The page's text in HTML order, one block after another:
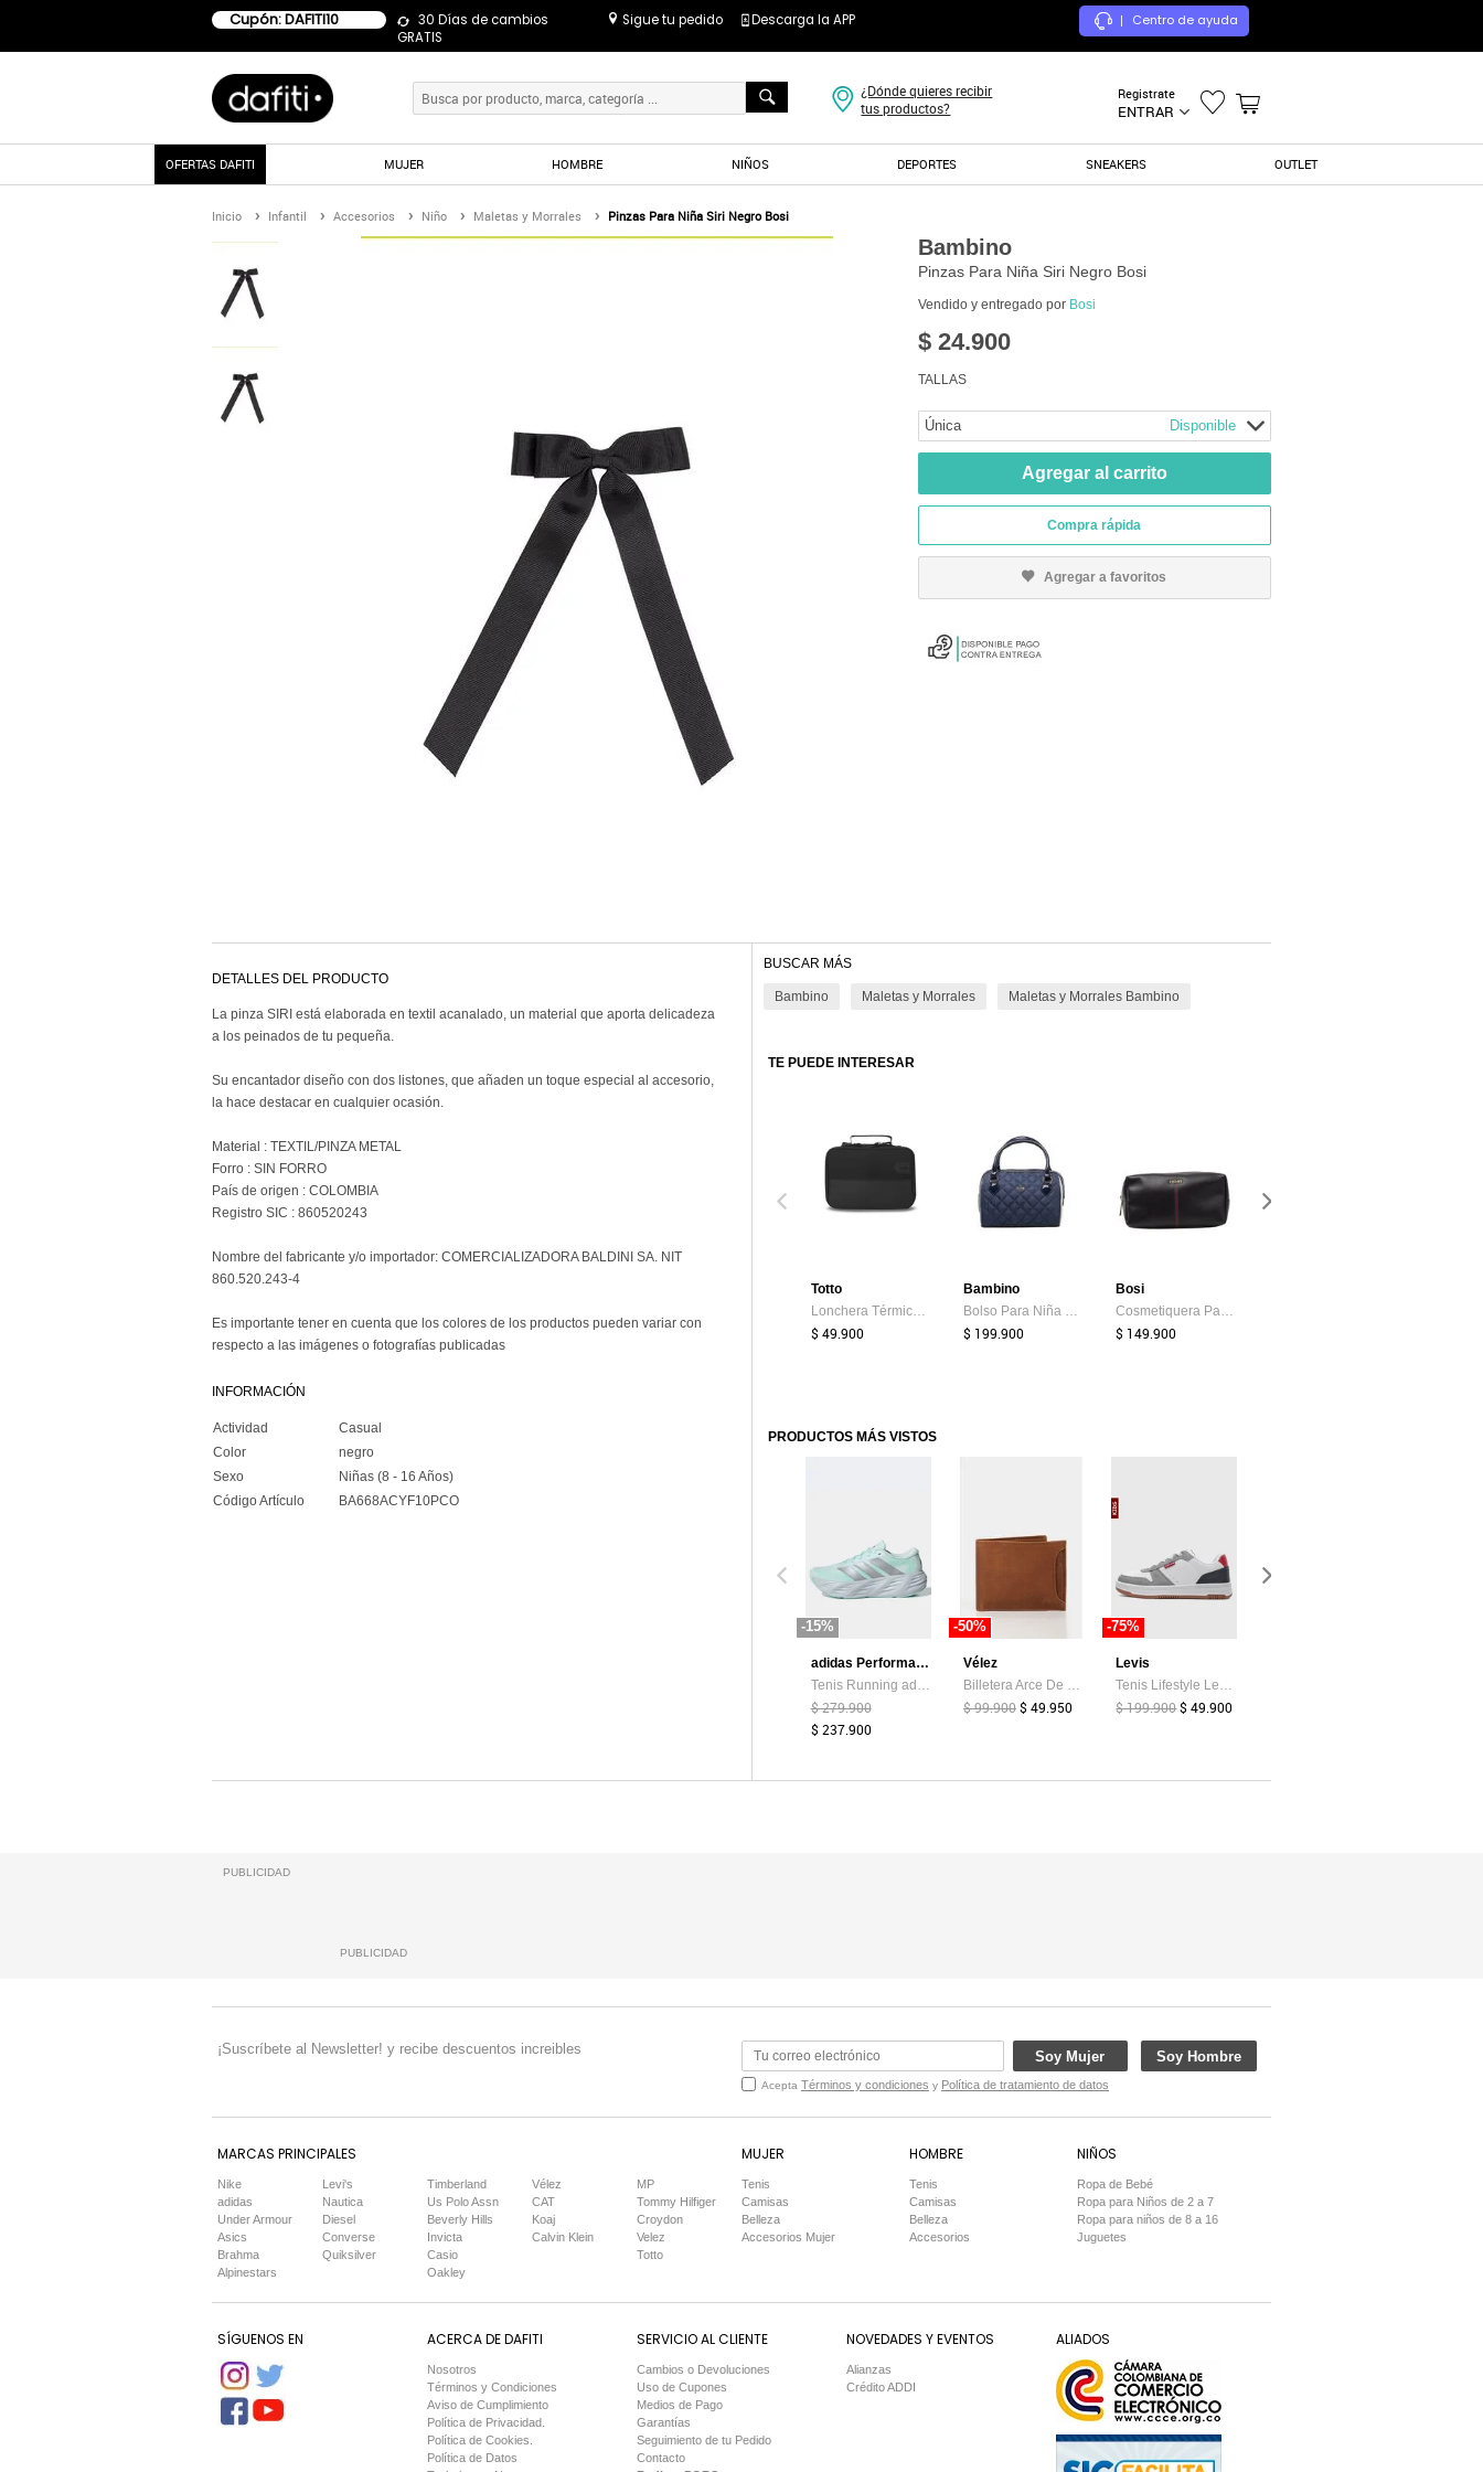
Cupón: DAFITI10
30 Días de cambios
GRATIS
Sigue tu pedido Descarga la APP | Centro de ayuda
Registrate
ENTRAR
¿Dónde quieres recibir
tus productos?
OFERTAS DAFITI MUJER HOMBRE NIÑOS DEPORTES SNEAKERS OUTLET
Inicio Infantil Accesorios Niño Maletas y Morrales Pinzas Para Niña Siri Negro Bosi
Bambino
Pinzas Para Niña Siri Negro Bosi
Vendido y entregado por Bosi
$ 24.900
TALLAS
Única Disponible
Agregar al carrito
Compra rápida
Agregar a favoritos
DETALLES DEL PRODUCTO
La pinza SIRI está elaborada en textil acanalado, un material que aporta delicadeza
a los peinados de tu pequeña.
Su encantador diseño con dos listones, que añaden un toque especial al accesorio,
la hace destacar en cualquier ocasión.
Material : TEXTIL/PINZA METAL
Forro : SIN FORRO
País de origen : COLOMBIA
Registro SIC : 860520243
Nombre del fabricante y/o importador: COMERCIALIZADORA BALDINI SA. NIT
860.520.243-4
Es importante tener en cuenta que los colores de los productos pueden variar con
respecto a las imágenes o fotografías publicadas
INFORMACIÓN
Actividad
Casual
Color
negro
Sexo
Niñas (8 - 16 Años)
Código Artículo
BA668ACYF10PCO
BUSCAR MÁS
Bambino Maletas y Morrales Maletas y Morrales Bambino
TE PUEDE INTERESAR
Totto
Lonchera Térmica Steif Pequeña Negra
$ 49.900
Bambino
$ 199.900
Bosi
$ 149.900
PRODUCTOS MÁS VISTOS
-15%
adidas Performance
$ 279.900
$ 237.900
-50%
Vélez
$ 99.900$ 49.950
-75%
Levis
$ 199.900$ 49.900
PUBLICIDAD
PUBLICIDAD
¡Suscríbete al Newsletter! y recibe descuentos increibles Soy Mujer Soy Hombre
Acepta Términos y condiciones y Política de tratamiento de datos
MARCAS PRINCIPALES
Nike
adidas
Under Armour
Asics
Brahma
Alpinestars
Levi's
Nautica
Diesel
Converse
Quiksilver
Timberland
Us Polo Assn
Beverly Hills
Invicta
Casio
Oakley
Vélez
CAT
Koaj
Calvin Klein
MP
Tommy Hilfiger
Croydon
Velez
Totto
MUJER
Tenis
Camisas
Belleza
Accesorios Mujer
HOMBRE
Tenis
Camisas
Belleza
Accesorios
NIÑOS
Ropa de Bebé
Ropa para Niños de 2 a 7
Ropa para niños de 8 a 16
Juguetes
SÍGUENOS EN ACERCA DE DAFITI
Nosotros
Términos y Condiciones
Aviso de Cumplimiento
Política de Privacidad.
Política de Cookies.
Política de Datos
SERVICIO AL CLIENTE
Cambios o Devoluciones
Uso de Cupones
Medios de Pago
Garantías
Seguimiento de tu Pedido
Contacto
NOVEDADES Y EVENTOS
Alianzas
Crédito ADDI
ALIADOS